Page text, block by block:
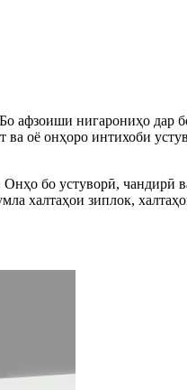
афзоиши нигарониҳо
оё онҳоро интихоби
бо устуворӣ,
халтаҳои зиплок,